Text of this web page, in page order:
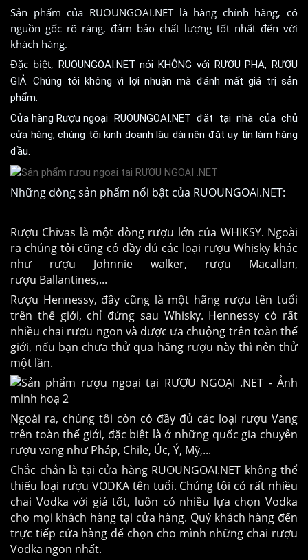
Sản phẩm của RUOUNGOAI.NET là hàng chính hãng, có
nguồn gốc rõ ràng, đảm bảo chất lượng tốt nhất đến với
khách hàng.
Đặc biệt, RUOUNGOAI.NET nói KHÔNG với RƯỢU PHA, RƯỢU
GIẢ. Chúng tôi không vì lợi nhuận mà đánh mất giá trị sản
phẩm.
Cửa hàng Rượu ngoại RUOUNGOAI.NET đặt tại nhà của chủ
cửa hàng, chúng tôi kinh doanh lâu dài nên đặt uy tín làm hàng
đầu.
Những dòng sản phẩm nổi bật của RUOUNGOAI.NET:
Rượu Chivas là một dòng rượu lớn của WHIKSY. Ngoài
ra chúng tôi cũng có đầy đủ các loại rượu Whisky khác
như rượu Johnnie walker, rượu Macallan,
rượu Ballantines,...
Rượu Hennessy, đây cũng là một hãng rượu tên tuổi
trên thế giới, chỉ đứng sau Whisky. Hennessy có rất
nhiều chai rượu ngon và được ưa chuộng trên toàn thế
giới, nếu bạn chưa thử qua hãng rượu này thì nên thử
một lần.
Ngoài ra, chúng tôi còn có đầy đủ các loại rượu Vang
trên toàn thế giới, đặc biệt là ở những quốc gia chuyên
rượu vang như Pháp, Chile, Úc, Ý, Mỹ,...
Chắc chắn là tại cửa hàng RUOUNGOAI.NET không thể
thiếu loại rượu VODKA tên tuổi. Chúng tôi có rất nhiều
chai Vodka với giá tốt, luôn có nhiều lựa chọn Vodka
cho mọi khách hàng tại cửa hàng. Quý khách hàng đến
trực tiếp cửa hàng để chọn cho mình những chai rượu
Vodka ngon nhất.